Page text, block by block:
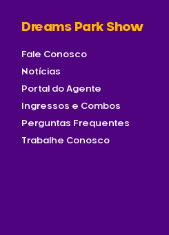
Dreams Park Show
Fale Conosco
Notícias
Portal do Agente
Ingressos e Combos
Perguntas Frequentes
Trabalhe Conosco